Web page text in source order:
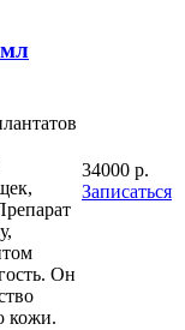
Он
кожи.
34000 р.
Записаться